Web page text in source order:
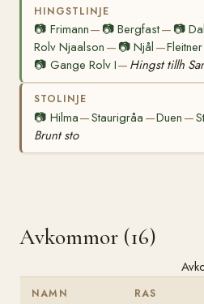
HINGSTLINJE
📷 Frimann— 📷Bergfast— 📷
Rolv Njaalson — 📷Njål —Fleitner
📷 Gange Rolv I— Hingst tillh
STOLINJE
📷 Hilma—Staurigråa —Duen —
Brunt sto
Avkommor (16)
NAMN RAS